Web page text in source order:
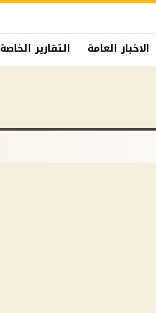
الاخبار العامة التقارير الخاصة